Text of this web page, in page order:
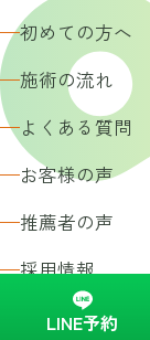
LINE予約
初めての方へ
施術の流れ
よくある質問
お客様の声
推薦者の声
採用情報